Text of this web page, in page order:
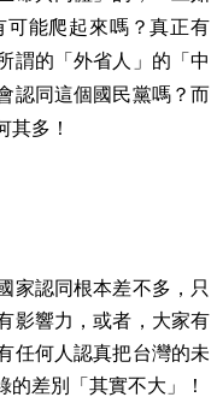
可能爬起來嗎？真正有
謂的「外省人」的「中
認同這個國民黨嗎？而
其多！
家認同根本差不多，只
影響力，或者，大家有
任何人認真把台灣的未
差別「其實不大」！